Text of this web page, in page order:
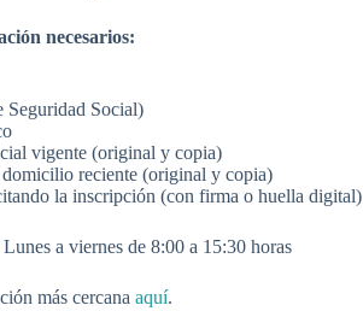
necesarios:
Seguridad Social)
vigente (original y copia)
reciente (original y copia)
la inscripción (con firma o huella digital)
Lunes a viernes de 8:00 a 15:30 horas
más cercana aquí.